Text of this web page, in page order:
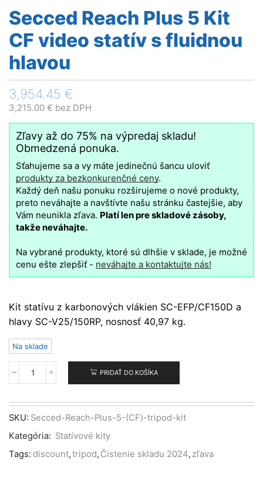
Secced Reach Plus 5 Kit
CF video statív s fluidnou
hlavou
3,954.45 €
3,215.00 € bez DPH
Zľavy až do 75% na výpredaj skladu!
Obmedzená ponuka.
Sťahujeme sa a vy máte jedinečnú šancu uloviť
produkty za bezkonkurenčné ceny.
Každý deň našu ponuku rozširujeme o nové produkty,
preto neváhajte a navštívte našu stránku častejšie, aby
Vám neunikla zľava. Platí len pre skladové zásoby,
takže neváhajte.
Na vybrané produkty, ktoré sú dlhšie v sklade, je možné
cenu ešte zlepšiť - neváhajte a kontaktujte nás!
Kit statívu z karbonových vlákien SC-EFP/CF150D a
hlavy SC-V25/150RP, nosnosť 40,97 kg.
Na sklade
množstvo
Reach
Plus
Kit
CF
PRIDAŤ DO KOŠÍKA
SKU: Secced-Reach-Plus-5-(CF)-tripod-kit
Kategória: Statívové kity
Tags: discount,tripod, Čistenie skladu 2024, zľava